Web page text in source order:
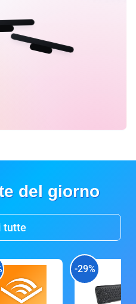
del giorno
tutte
-29%